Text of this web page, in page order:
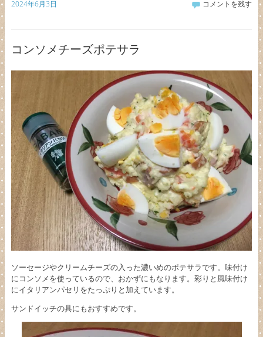
2024年6月3日 コメントを残す
コンソメチーズポテサラ
ソーセージやクリームチーズの入った濃いめのポテサラです。味付け
にコンソメを使っているので、おかずにもなります。彩りと風味付け
にイタリアンパセリをたっぷりと加えています。
サンドイッチの具にもおすすめです。